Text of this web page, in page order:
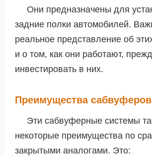
Они предназначены для
задние полки автомобилей.
реальное представление об
и о том, как они работают,
инвестировать в них.
Преимущества
Эти сабвуферные системы
некоторые преимущества по
закрытыми аналогами. Это: